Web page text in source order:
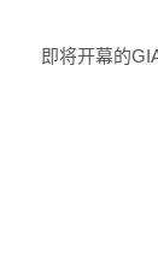
即将开幕的